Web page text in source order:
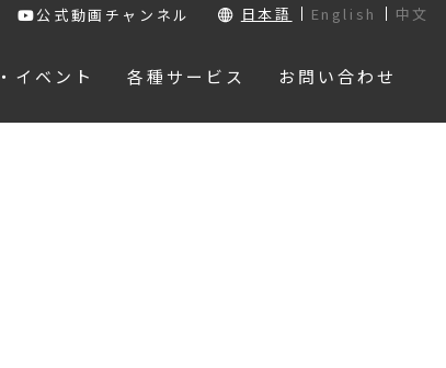
公式動画チャンネル 日本語 English 中文
イベント 各種サービス お問い合わせ